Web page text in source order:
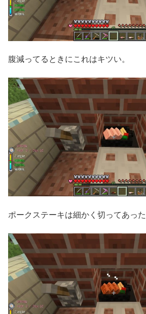
腹減ってるときにこれはキツい。
ポークステーキは細かく切ってあった